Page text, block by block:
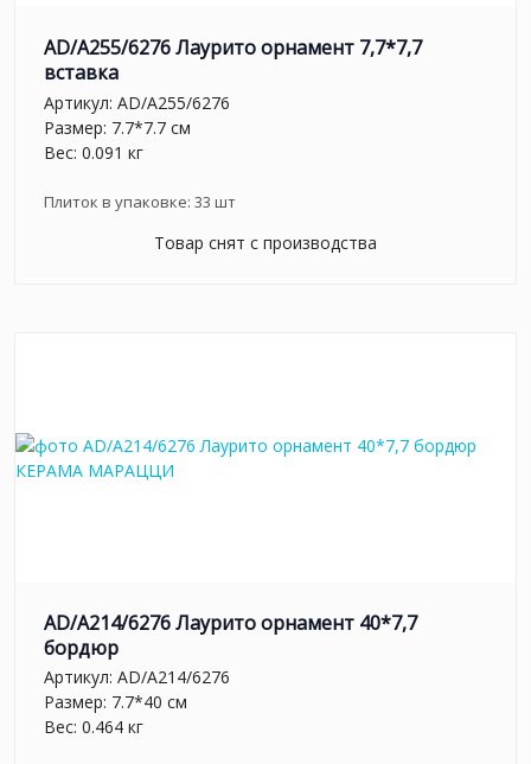
AD/A255/6276 Лаурито орнамент 7,7*7,7
вставка
Артикул: AD/A255/6276
Размер: 7.7*7.7 см
Вес: 0.091 кг
Плиток в упаковке: 33 шт
Товар снят с производства
AD/A214/6276 Лаурито орнамент 40*7,7
бордюр
Артикул: AD/A214/6276
Размер: 7.7*40 см
Вес: 0.464 кг